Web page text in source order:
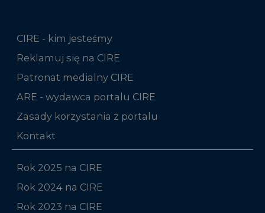
CIRE - kim jesteśmy
Reklamuj się na CIRE
Patronat medialny CIRE
ARE - wydawca portalu CIRE
Zasady korzystania z portalu
Kontakt
Rok 2025 na CIRE
Rok 2024 na CIRE
Rok 2023 na CIRE